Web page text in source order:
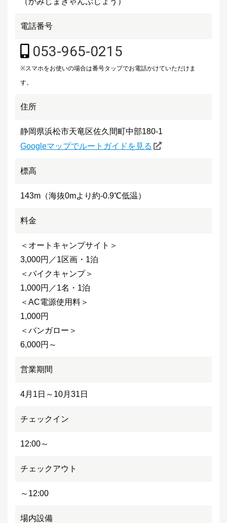
電話番号
053-965-0215
※スマホをお使いの場合は番号タップでお電話かけていただけま
す。
住所
静岡県浜松市天竜区佐久間町中部180-1
Googleマップでルートガイドを見る
標高
143m（海抜0mより約-0.9℃低温）
料金
＜オートキャンプサイト＞
3,000円／1区画・1泊
＜バイクキャンプ＞
1,000円／1名・1泊
＜AC電源使用料＞
1,000円
＜バンガロー＞
6,000円～
営業期間
4月1日～10月31日
チェックイン
12:00～
チェックアウト
～12:00
場内設備